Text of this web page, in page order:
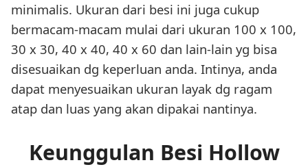
minimalis. Ukuran dari besi ini juga cukup
bermacam-macam mulai dari ukuran 100 x 100,
30 x 30, 40 x 40, 40 x 60 dan lain-lain yg bisa
disesuaikan dg keperluan anda. Intinya, anda
dapat menyesuaikan ukuran layak dg ragam
atap dan luas yang akan dipakai nantinya.
Keunggulan Besi Hollow